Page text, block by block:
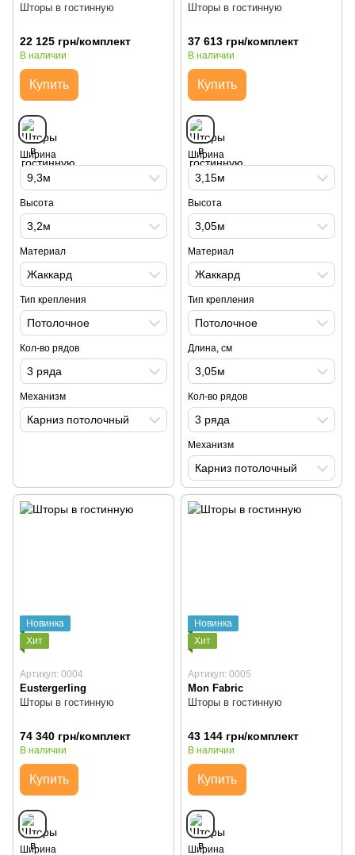
Шторы в гостинную
22 125 грн/комплект
В наличии
Купить
Ширина
9,3м
Высота
3,2м
Материал
Жаккард
Тип крепления
Потолочное
Кол-во рядов
3 ряда
Механизм
Карниз потолочный
Шторы в гостинную
37 613 грн/комплект
В наличии
Купить
Ширина
3,15м
Высота
3,05м
Материал
Жаккард
Тип крепления
Потолочное
Длина, см
3,05м
Кол-во рядов
3 ряда
Механизм
Карниз потолочный
Новинка
Хит
Артикул: 0004
Eustergerling
Шторы в гостинную
74 340 грн/комплект
В наличии
Купить
Ширина
Новинка
Хит
Артикул: 0005
Mon Fabric
Шторы в гостинную
43 144 грн/комплект
В наличии
Купить
Ширина